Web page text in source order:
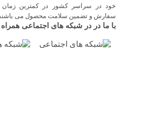
خود در سراسر کشور در کمترین
سفارش و تضمین سلامت محصول می
با ما در در شبکه های اجتماعی همراه